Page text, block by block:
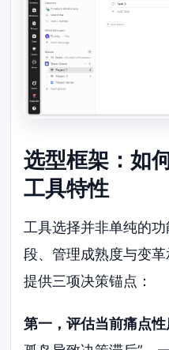
选型框架：如
工具特性
工具选择并非单纯的
段、管理成熟度与变
提供三项决策锚点：
第一，评估当前痛点性